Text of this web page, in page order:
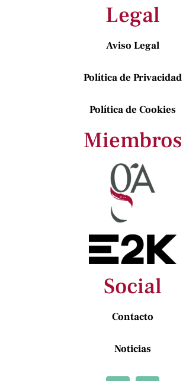
Legal
Aviso Legal
Política de Privacidad
Política de Cookies
Miembros
Social
Contacto
Noticias